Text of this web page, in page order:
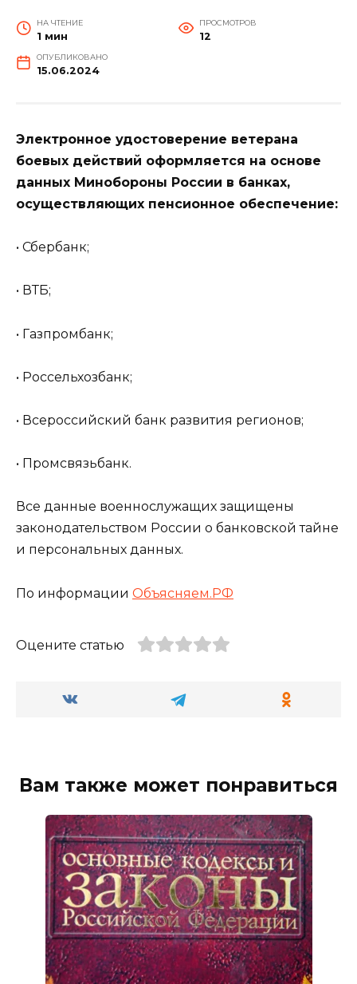
НА ЧТЕНИЕ
1 мин
ПРОСМОТРОВ
12
ОПУБЛИКОВАНО
15.06.2024
Электронное удостоверение ветерана
боевых действий оформляется на основе
данных Минобороны России в банках,
осуществляющих пенсионное обеспечение:
• Сбербанк;
• ВТБ;
• Газпромбанк;
• Россельхозбанк;
• Всероссийский банк развития регионов;
• Промсвязьбанк.
Все данные военнослужащих защищены
законодательством России о банковской тайне
и персональных данных.
По информации Объясняем.РФ
Оцените статью
Вам также может понравиться